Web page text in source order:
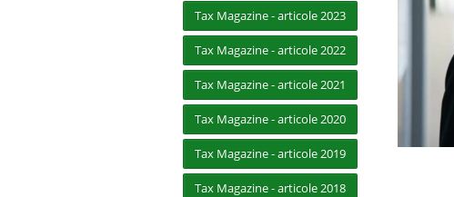
Tax Magazine - articole 2023
Tax Magazine - articole 2022
Tax Magazine - articole 2021
Tax Magazine - articole 2020
Tax Magazine - articole 2019
Tax Magazine - articole 2018